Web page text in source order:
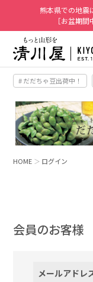
熊本県での地震
［お盆期間
# だだちゃ豆出荷中！
HOME ログイン
会員のお客様
メールアドレ